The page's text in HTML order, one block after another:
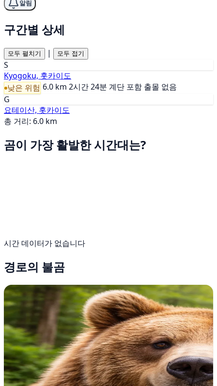
알림
구간별 상세
모두 펼치기 | 모두 접기
S
Kyogoku, 홋카이도
낮은 위험 6.0 km 2시간 24분 계단 포함 출몰 없음
G
요테이산, 홋카이도
총 거리: 6.0 km
곰이 가장 활발한 시간대는?
시간 데이터가 없습니다
경로의 불곰